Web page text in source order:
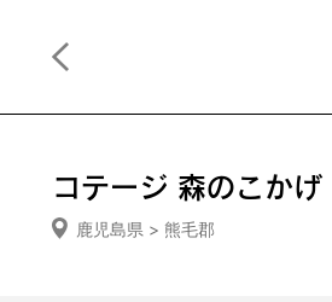
コテージ 森のこかげ
鹿児島県 > 熊毛郡